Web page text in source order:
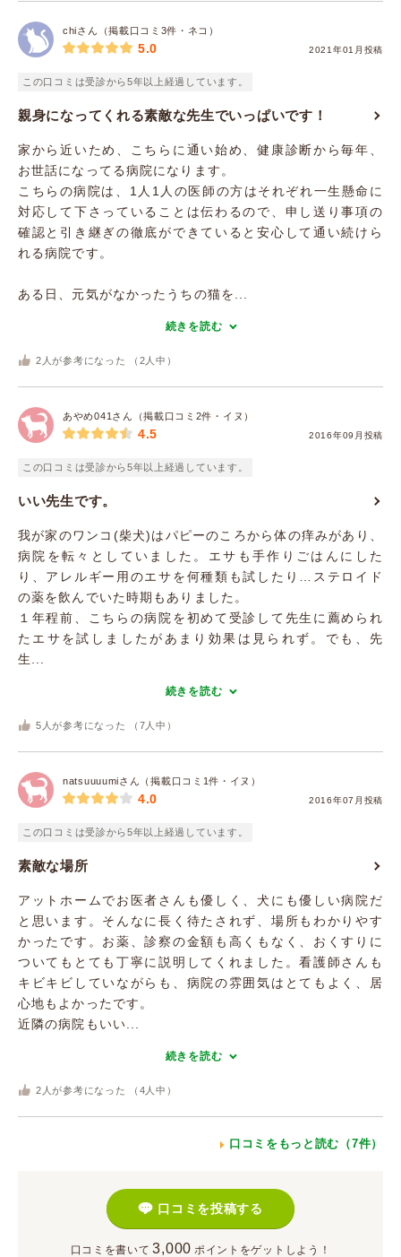
chiさん（掲載口コミ3件・ネコ）
2021年01月投稿
5.0
この口コミは受診から5年以上経過しています。
親身になってくれる素敵な先生でいっぱいです！
家から近いため、こちらに通い始め、健康診断から毎年、
お世話になってる病院になります。
こちらの病院は、1人1人の医師の方はそれぞれ一生懸命に
対応して下さっていることは伝わるので、申し送り事項の
確認と引き継ぎの徹底ができていると安心して通い続けら
れる病院です。
ある日、元気がなかったうちの猫を...
続きを読む
2 人が参考になった （ 2 人中）
あやめ041さん（掲載口コミ2件・イヌ）
2016年09月投稿
4.5
この口コミは受診から5年以上経過しています。
いい先生です。
我が家のワンコ(柴犬)はパピーのころから体の痒みがあり、
病院を転々としていました。エサも手作りごはんにした
り、アレルギー用のエサを何種類も試したり…ステロイド
の薬を飲んでいた時期もありました。
１年程前、こちらの病院を初めて受診して先生に薦められ
たエサを試しましたがあまり効果は見られず。でも、先
生...
続きを読む
5 人が参考になった （ 7 人中）
natsuuuumiさん（掲載口コミ1件・イヌ）
2016年07月投稿
4.0
この口コミは受診から5年以上経過しています。
素敵な場所
アットホームでお医者さんも優しく、犬にも優しい病院だ
と思います。そんなに長く待たされず、場所もわかりやす
かったです。お薬、診察の金額も高くもなく、おくすりに
ついてもとても丁寧に説明してくれました。看護師さんも
キビキビしていながらも、病院の雰囲気はとてもよく、居
心地もよかったです。
近隣の病院もいい...
続きを読む
2 人が参考になった （ 4 人中）
口コミをもっと読む（7件）
口コミを投稿する
口コミを書いて 3,000 ポイント をゲットしよう！